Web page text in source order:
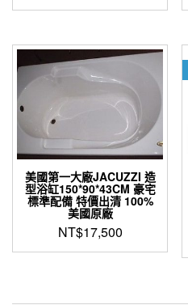
美國第一大廠JACUZZI 造
型浴缸150*90*43CM 豪宅
標準配備 特價出清 100%
美國原廠
NT$17,500